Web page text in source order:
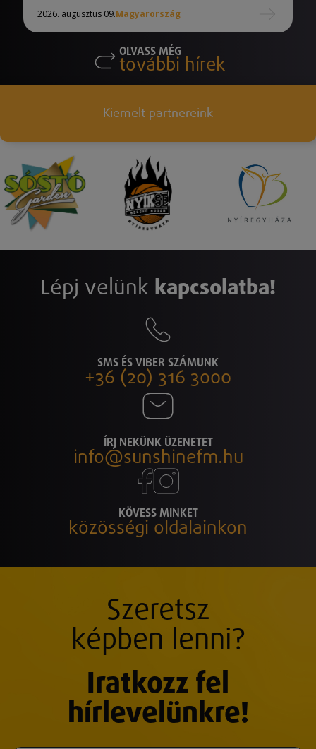
2026. augusztus 09.Magyarország
OLVASS MÉG
további hírek
Kiemelt partnereink
Lépj velünk kapcsolatba!
SMS ÉS VIBER SZÁMUNK
+36 (20) 316 3000
ÍRJ NEKÜNK ÜZENETET
info@sunshinefm.hu
KÖVESS MINKET
közösségi oldalainkon
Szeretsz
képben lenni?
Iratkozz fel
hírlevelünkre!